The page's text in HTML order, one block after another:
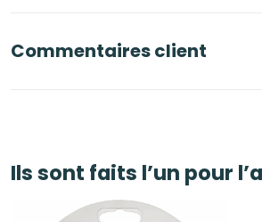
Commentaires client
Ils sont faits l’un pour